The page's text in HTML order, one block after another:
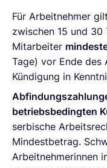
Für Arbeitnehmer
zwischen 15 und 30
Mitarbeiter
Tage) vor Ende des
Kündigung in
betriebsbedingten
serbische
Mindestbetrag.
Arbeitnehmerinnen